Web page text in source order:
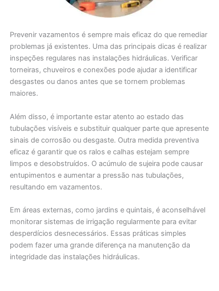
Prevenir vazamentos é sempre mais eficaz do que remediar
problemas já existentes. Uma das principais dicas é realizar
inspeções regulares nas instalações hidráulicas. Verificar
torneiras, chuveiros e conexões pode ajudar a identificar
desgastes ou danos antes que se tornem problemas
maiores.
Além disso, é importante estar atento ao estado das
tubulações visíveis e substituir qualquer parte que apresente
sinais de corrosão ou desgaste. Outra medida preventiva
eficaz é garantir que os ralos e calhas estejam sempre
limpos e desobstruídos. O acúmulo de sujeira pode causar
entupimentos e aumentar a pressão nas tubulações,
resultando em vazamentos.
Em áreas externas, como jardins e quintais, é aconselhável
monitorar sistemas de irrigação regularmente para evitar
desperdícios desnecessários. Essas práticas simples
podem fazer uma grande diferença na manutenção da
integridade das instalações hidráulicas.